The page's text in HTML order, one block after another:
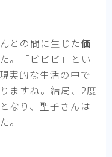
との間に生じた価
。「ビビビ」とい
実的な生活の中で
ますね。結局、2度
なり、聖子さんは
。